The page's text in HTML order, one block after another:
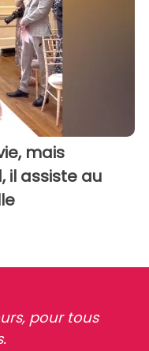
mais
il assiste au
pour tous